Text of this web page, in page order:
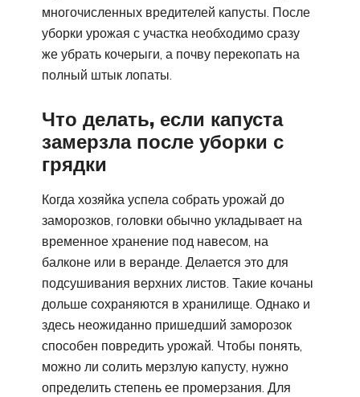
многочисленных вредителей капусты. После
уборки урожая с участка необходимо сразу
же убрать кочерыги, а почву перекопать на
полный штык лопаты.
Что делать, если капуста
замерзла после уборки с
грядки
Когда хозяйка успела собрать урожай до
заморозков, головки обычно укладывает на
временное хранение под навесом, на
балконе или в веранде. Делается это для
подсушивания верхних листов. Такие кочаны
дольше сохраняются в хранилище. Однако и
здесь неожиданно пришедший заморозок
способен повредить урожай. Чтобы понять,
можно ли солить мерзлую капусту, нужно
определить степень ее промерзания. Для